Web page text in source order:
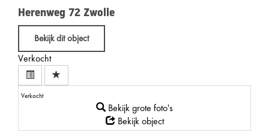
Herenweg 72 Zwolle
Bekijk dit object
Verkocht
Verkocht
Bekijk grote foto's
Bekijk object